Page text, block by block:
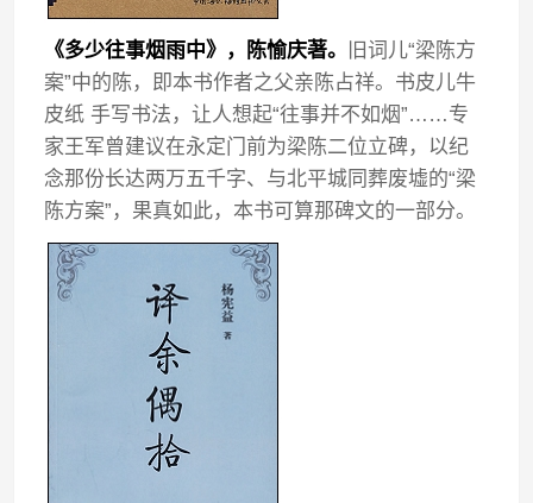
《多少往事烟雨中》，陈愉庆著。
旧词儿“梁陈方
案”中的陈，即本书作者之父亲陈占祥。书皮儿牛
皮纸 手写书法，让人想起“往事并不如烟”……专
家王军曾建议在永定门前为梁陈二位立碑，以纪
念那份长达两万五千字、与北平城同葬废墟的“梁
陈方案”，果真如此，本书可算那碑文的一部分。